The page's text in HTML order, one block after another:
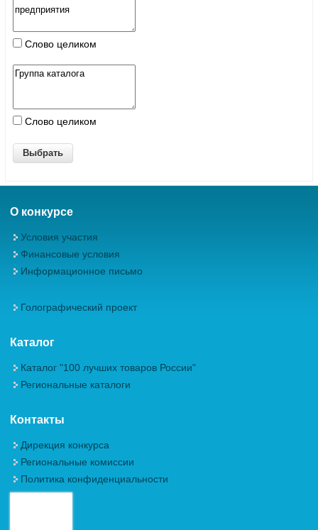
Слово целиком
Слово целиком
О конкурсе
Условия участия
Финансовые условия
Информационное письмо
Голографический проект
Каталог
Каталог "100 лучших товаров России"
Региональные каталоги
Контакты
Дирекция конкурса
Региональные комиссии
Политика конфиденциальности